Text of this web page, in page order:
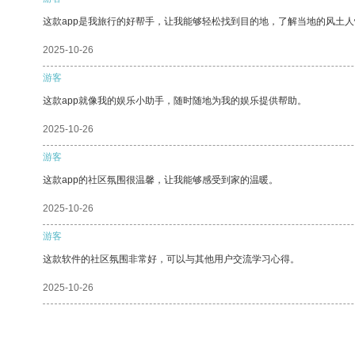
这款app是我旅行的好帮手，让我能够轻松找到目的地，了解当地的风土
2025-10-26
游客
这款app就像我的娱乐小助手，随时随地为我的娱乐提供帮助。
2025-10-26
游客
这款app的社区氛围很温馨，让我能够感受到家的温暖。
2025-10-26
游客
这款软件的社区氛围非常好，可以与其他用户交流学习心得。
2025-10-26